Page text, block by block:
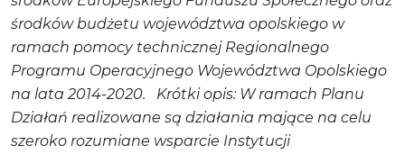
środków budżetu województwa opolskiego w
ramach pomocy technicznej Regionalnego
Programu Operacyjnego Województwa Opolskiego
na lata 2014-2020.
Krótki opis: W ramach Planu
Działań realizowane są działania mające na celu
szeroko rozumiane wsparcie Instytucji